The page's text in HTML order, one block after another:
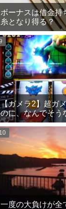
ボーナスは借金持
糸となり得る？
【ガメラ2】超ガ
のに、なんでそう
一度の大負けが全